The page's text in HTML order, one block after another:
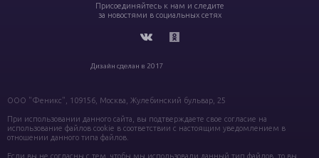
Присоединяйтесь к нам и следите
за новостями в социальных сетях
Дизайн сделан в 2017
ООО "Феникс", 109156, Москва, Жулебинский бульвар, 25
При использовании данного сайта, вы подтверждаете свое согласие на
использование файлов cookie в соответствии с настоящим уведомлением в
отношении данного типа файлов.
Если вы не согласны с тем, чтобы мы использовали данный тип файлов, то вы